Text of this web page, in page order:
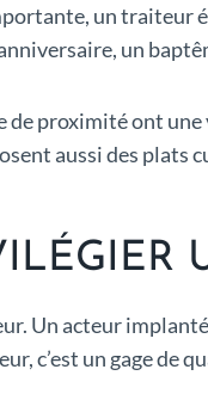
un traiteur
un
de proximité ont
aussi des plats
Un acteur
c’est un gage de